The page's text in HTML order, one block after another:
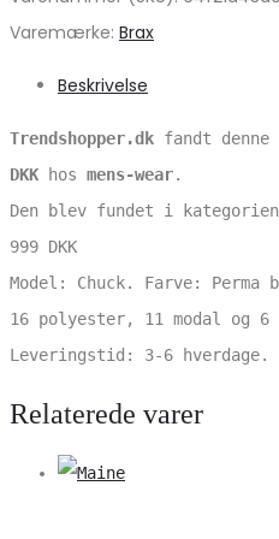
Varemærke: Brax
Beskrivelse
Trendshopper.dk fandt denne
DKK hos mens-wear.
Den blev fundet i kategorien
999 DKK
Model: Chuck. Farve:
16 polyester, 11 modal og
Leveringstid: 3-6 hverdage.
Relaterede varer